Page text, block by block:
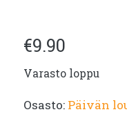
€9.90
Varasto loppu
Osasto: Päivän